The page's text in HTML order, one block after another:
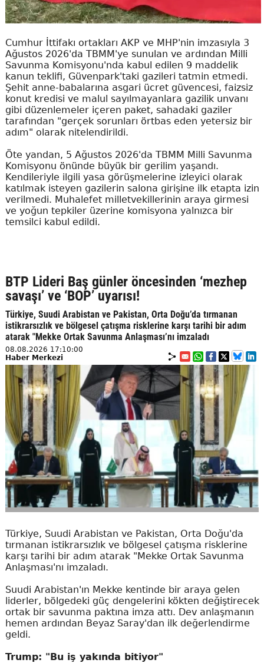
Cumhur İttifakı ortakları AKP ve MHP'nin imzasıyla 3
Ağustos 2026'da TBMM'ye sunulan ve ardından Milli
Savunma Komisyonu'nda kabul edilen 9 maddelik
kanun teklifi, Güvenpark'taki gazileri tatmin etmedi.
Şehit anne-babalarına asgari ücret güvencesi, faizsiz
konut kredisi ve malul sayılmayanlara gazilik unvanı
gibi düzenlemeler içeren paket, sahadaki gaziler
tarafından "gerçek sorunları örtbas eden yetersiz bir
adım" olarak nitelendirildi.
Öte yandan, 5 Ağustos 2026'da TBMM Milli Savunma
Komisyonu önünde büyük bir gerilim yaşandı.
Kendileriyle ilgili yasa görüşmelerine izleyici olarak
katılmak isteyen gazilerin salona girişine ilk etapta izin
verilmedi. Muhalefet milletvekillerinin araya girmesi
ve yoğun tepkiler üzerine komisyona yalnızca bir
temsilci kabul edildi.
BTP Lideri Baş günler öncesinden ‘mezhep
savaşı’ ve ‘BOP’ uyarısı!
Türkiye, Suudi Arabistan ve Pakistan, Orta Doğu’da tırmanan
istikrarsızlık ve bölgesel çatışma risklerine karşı tarihi bir adım
atarak "Mekke Ortak Savunma Anlaşması’nı imzaladı
08.08.2026 17:10:00
Haber Merkezi
Türkiye, Suudi Arabistan ve Pakistan, Orta Doğu'da
tırmanan istikrarsızlık ve bölgesel çatışma risklerine
karşı tarihi bir adım atarak "Mekke Ortak Savunma
Anlaşması'nı imzaladı.
Suudi Arabistan'ın Mekke kentinde bir araya gelen
liderler, bölgedeki güç dengelerini kökten değiştirecek
ortak bir savunma paktına imza attı. Dev anlaşmanın
hemen ardından Beyaz Saray'dan ilk değerlendirme
geldi.
Trump: "Bu iş yakında bitiyor"